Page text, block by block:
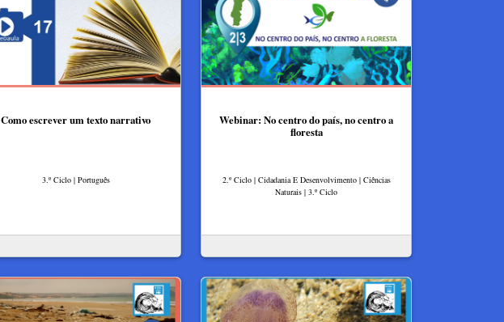
Como escrever um texto narrativo
3.º Ciclo | Português
Webinar: No centro do país, no centro a
floresta
2.º Ciclo | Cidadania E Desenvolvimento | Ciências
Naturais | 3.º Ciclo